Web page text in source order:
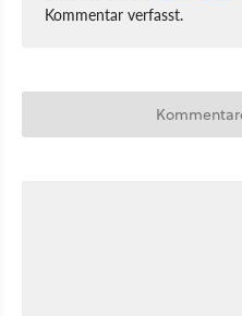
Kommentar verfasst.